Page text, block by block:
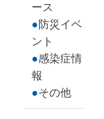
ース
防災イベ
ント
感染症情
報
その他